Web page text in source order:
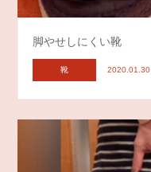
脚やせしにくい靴
靴 2020.01.30